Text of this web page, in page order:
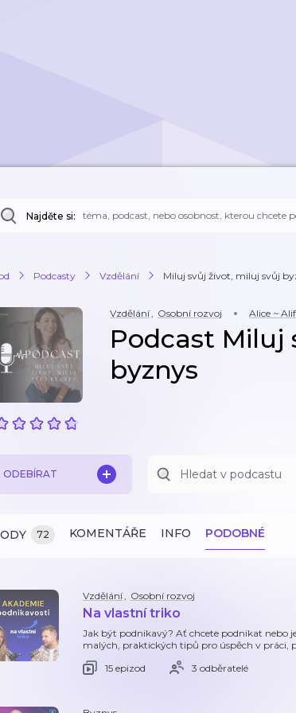
Najděte si:
Podcasty Vzdělání Miluj svůj život, miluj svůj
Vzdělání, Osobní rozvoj Alice ~
Podcast Miluj
byznys
ODEBÍRAT
72 KOMENTÁŘE INFO PODOBNÉ
Vzdělání, Osobní rozvoj
Na vlastní triko
Jak být podnikavý? Ať chcete podnikat nebo
malých, praktických tipů pro úspěch v práci,
15 epizod
3 odběratelé